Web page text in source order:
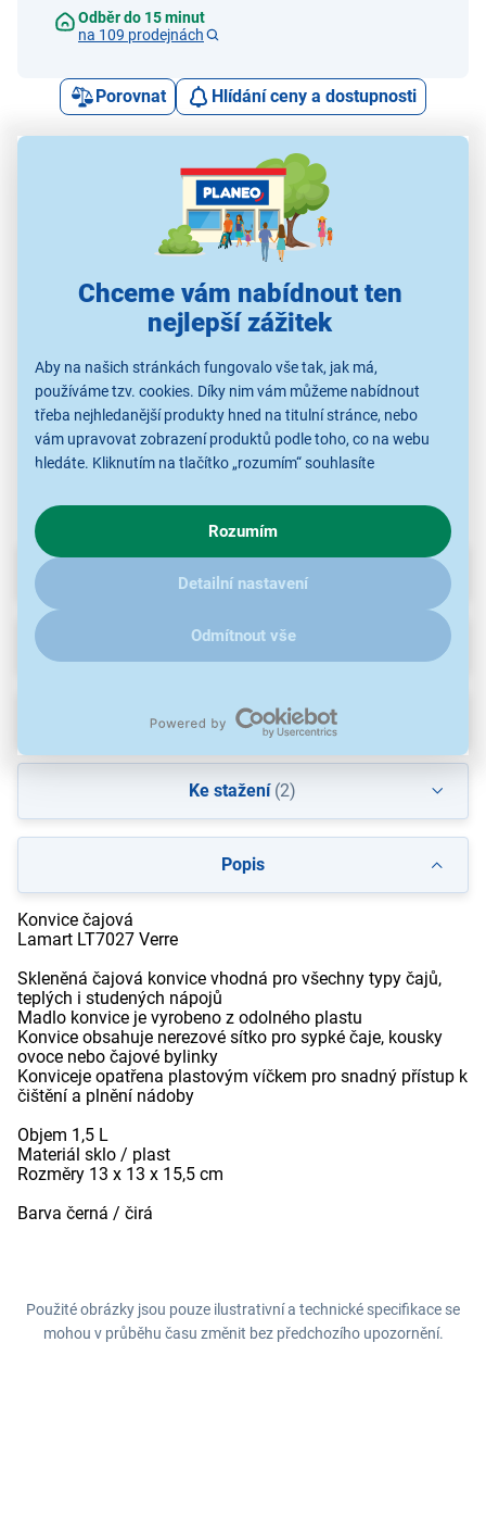
Chceme vám nabídnout ten
nejlepší zážitek
Aby na našich stránkách fungovalo vše tak, jak má,
používáme tzv. cookies. Díky nim vám můžeme nabídnout
třeba nejhledanější produkty hned na titulní stránce, nebo
vám upravovat zobrazení produktů podle toho, co na webu
hledáte. Kliknutím na tlačítko „rozumím“ souhlasíte
chování na webu pro zobrazení cílených reklam. Pokud vás
zajímají detaily, jak u nás s cookies a dalšími údaji pracujeme,
kliknětesem.
Rozumím
Detailní nastavení
Odmítnout vše
Odběr do 15 minut
na 109 prodejnách
Porovnat Hlídání ceny a dostupnosti
Alternativy k tomuto produktu
Lamart LT7028 VERRE
Konvice se sítkem
Lamart LT7025 VERRE
Konvice se sítkem
Lamart LT7026 VERRE
Konvice se sítkem
Popis
Konvice čajová
Lamart LT7027 Verre
Skleněná čajová konvice vhodná pro všechny typy čajů,
teplých i studených nápojů
Madlo konvice je vyrobeno z odolného plastu
Konvice obsahuje nerezové sítko pro sypké čaje, kousky
ovoce nebo čajové bylinky
Konviceje opatřena plastovým víčkem pro snadný přístup k
čištění a plnění nádoby
Objem 1,5 L
Materiál sklo / plast
Rozměry 13 x 13 x 15,5 cm
Barva černá / čirá
Příslušenství(58)
Recenze(18)
Ke stažení(2)
Použité obrázky jsou pouze ilustrativní a technické specifikace se
mohou v průběhu času změnit bez předchozího upozornění.